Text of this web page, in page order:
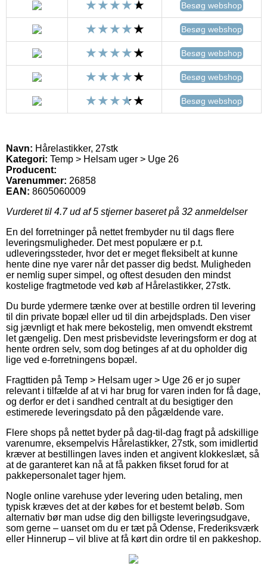
Besøg webshop
Besøg webshop
Besøg webshop
Besøg webshop
Besøg webshop
Navn: Hårelastikker, 27stk
Kategori: Temp > Helsam uger > Uge 26
Producent:
Varenummer: 26858
EAN: 8605060009
Vurderet til 4.7ud af 5 stjerner baseret på 32 anmeldelser
En del forretninger på nettet frembyder nu til dags flere
leveringsmuligheder. Det mest populære er p.t.
udleveringssteder, hvor det er meget fleksibelt at kunne
hente dine nye varer når det passer dig bedst. Muligheden
er nemlig super simpel, og oftest desuden den mindst
kostelige fragtmetode ved køb af Hårelastikker, 27stk.
Du burde ydermere tænke over at bestille ordren til levering
til din private bopæl eller ud til din arbejdsplads. Den viser
sig jævnligt et hak mere bekostelig, men omvendt ekstremt
let gængelig. Den mest prisbevidste leveringsform er dog at
hente ordren selv, som dog betinges af at du opholder dig
lige ved e-forretningens bopæl.
Fragttiden på Temp > Helsam uger > Uge 26 er jo super
relevant i tilfælde af at vi har brug for varen inden for få dage,
og derfor er det i sandhed centralt at du besigtiger den
estimerede leveringsdato på den pågældende vare.
Flere shops på nettet byder på dag-til-dag fragt på adskillige
varenumre, eksempelvis Hårelastikker, 27stk, som imidlertid
kræver at bestillingen laves inden et angivent klokkeslæt, så
at de garanteret kan nå at få pakken fikset forud for at
pakkepersonalet tager hjem.
Nogle online varehuse yder levering uden betaling, men
typisk kræves det at der købes for et bestemt beløb. Som
alternativ bør man udse dig den billigste leveringsudgave,
som gerne – uanset om du er tæt på Odense, Frederiksværk
eller Hinnerup – vil blive at få kørt din ordre til en pakkeshop.